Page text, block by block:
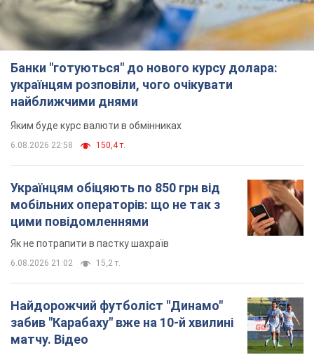
Банки "готуються" до нового курсу долара:
українцям розповіли, чого очікувати
найближчими днями
Яким буде курс валюти в обмінниках
6.08.2026 22:58 150,4 т.
Українцям обіцяють по 850 грн від
мобільних операторів: що не так з
цими повідомленнями
Як не потрапити в пастку шахраїв
6.08.2026 21:02 15,2 т.
Найдорожчий футболіст "Динамо"
забив "Карабаху" вже на 10-й хвилині
матчу. Відео